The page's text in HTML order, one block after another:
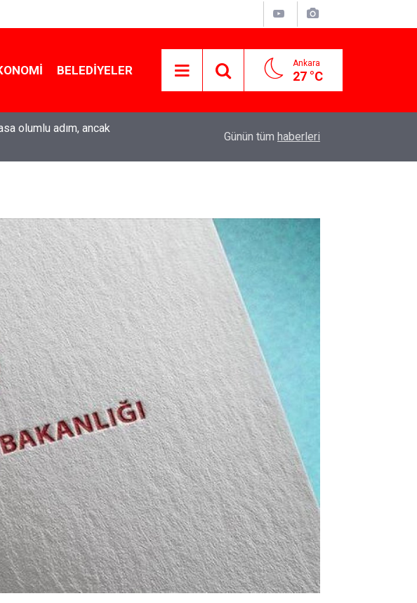
BELEDIYELER Ankara
27 °C
olumlu adım, ancak
varamayacağımız, gözüne bakamayacağımız
Günün tüm haberleri